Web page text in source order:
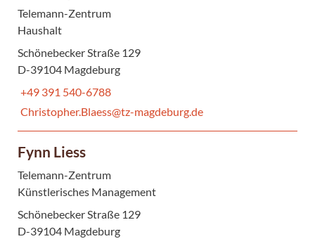
Telemann-Zentrum
Haushalt
Schönebecker Straße 129
D-39104 Magdeburg
+49 391 540-6788
Christopher.Blaess@tz-magdeburg.de
Fynn Liess
Telemann-Zentrum
Künstlerisches Management
Schönebecker Straße 129
D-39104 Magdeburg